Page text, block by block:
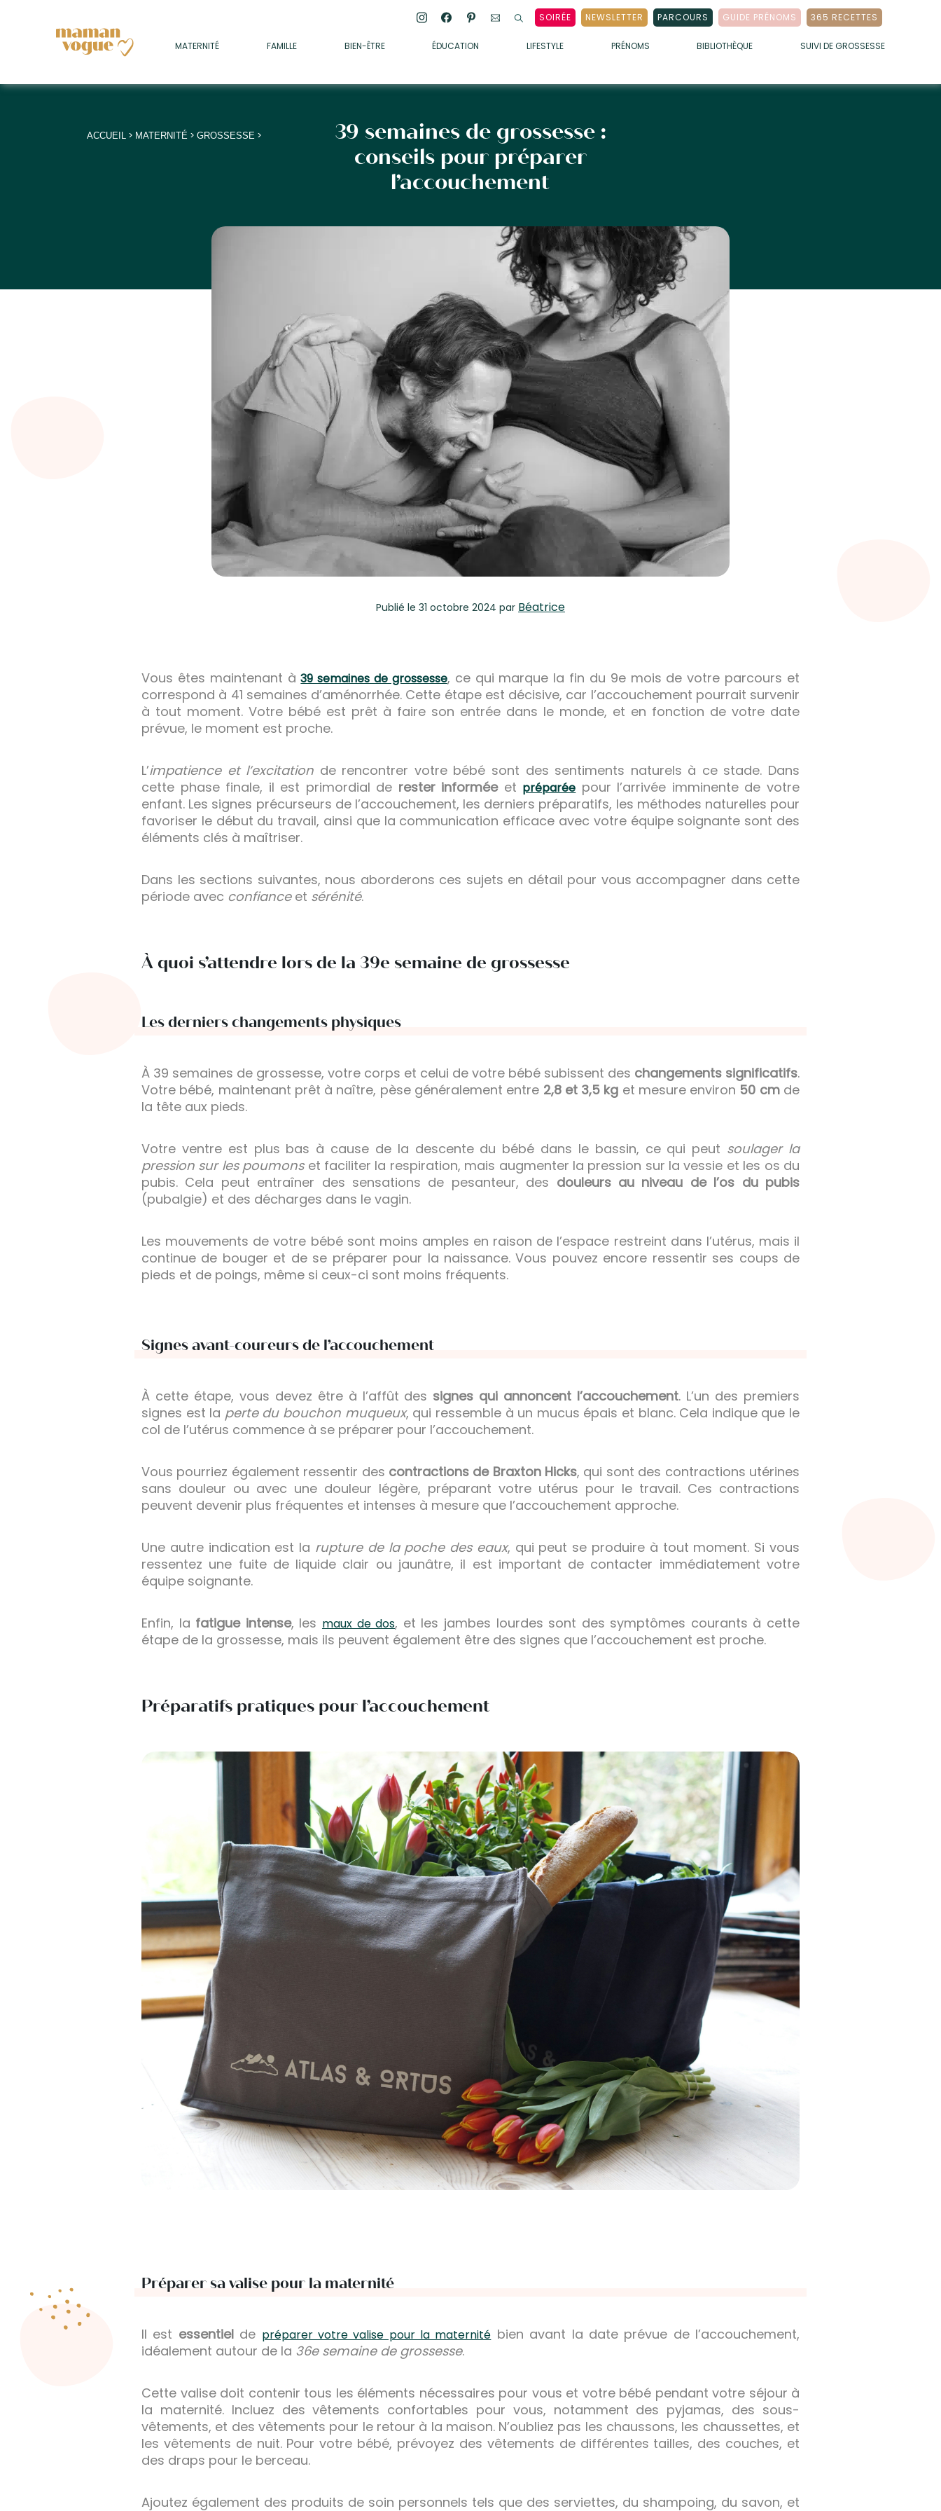
SOIRÉE NEWSLETTER PARCOURS GUIDE PRÉNOMS 365 RECETTES
MATERNITÉ FAMILLE BIEN-ÊTRE ÉDUCATION LIFESTYLE PRÉNOMS BIBLIOTHÈQUE SUIVI DE GROSSESSE
• SOMMEIL
• MÉDECINE DOUCE
• PSYCHOLOGIE
+
+
ACCUEIL > MATERNITÉ >GROSSESSE >
39 semaines de grossesse :
conseils pour préparer
l’accouchement
Publié le 31 octobre 2024 par Béatrice
Vous êtes maintenant à39 semaines de grossesse, ce qui marque la fin du 9e mois de votre parcours et
correspond à 41 semaines d’aménorrhée. Cette étape est décisive, car l’accouchement pourrait survenir
à tout moment. Votre bébé est prêt à faire son entrée dans le monde, et en fonction de votre date
prévue, le moment est proche.
L’impatience et l’excitation de rencontrer votre bébé sont des sentiments naturels à ce stade. Dans
cette phase finale, il est primordial de rester informéeet préparée pour l’arrivée imminente de votre
enfant. Les signes précurseurs de l’accouchement, les derniers préparatifs, les méthodes naturelles pour
favoriser le début du travail, ainsi que la communication efficace avec votre équipe soignante sont des
éléments clés à maîtriser.
Dans les sections suivantes, nous aborderons ces sujets en détail pour vous accompagner dans cette
période avec confianceet sérénité.
À quoi s’attendre lors de la 39e semaine de grossesse
Les derniers changements physiques
À 39 semaines de grossesse, votre corps et celui de votre bébé subissent des changements significatifs.
Votre bébé, maintenant prêt à naître, pèse généralement entre 2,8 et 3,5 kg et mesure environ 50 cmde
la tête aux pieds.
Votre ventre est plus bas à cause de la descente du bébé dans le bassin, ce qui peut soulager la
pression sur les poumonset faciliter la respiration, mais augmenter la pression sur la vessie et les os du
pubis. Cela peut entraîner des sensations de pesanteur, des douleurs au niveau de l’os du pubis
(pubalgie) et des décharges dans le vagin.
Les mouvements de votre bébé sont moins amples en raison de l’espace restreint dans l’utérus, mais il
continue de bouger et de se préparer pour la naissance. Vous pouvez encore ressentir ses coups de
pieds et de poings, même si ceux-ci sont moins fréquents.
Signes avant-coureurs de l’accouchement
À cette étape, vous devez être à l’affût des signes qui annoncent l’accouchement. L’un des premiers
signes est la perte du bouchon muqueux, qui ressemble à un mucus épais et blanc. Cela indique que le
col de l’utérus commence à se préparer pour l’accouchement.
Vous pourriez également ressentir des contractions de Braxton Hicks, qui sont des contractions utérines
sans douleur ou avec une douleur légère, préparant votre utérus pour le travail. Ces contractions
peuvent devenir plus fréquentes et intenses à mesure que l’accouchement approche.
Une autre indication est la rupture de la poche des eaux, qui peut se produire à tout moment. Si vous
ressentez une fuite de liquide clair ou jaunâtre, il est important de contacter immédiatement votre
équipe soignante.
Enfin, la fatigue intense, les maux de dos, et les jambes lourdes sont des symptômes courants à cette
étape de la grossesse, mais ils peuvent également être des signes que l’accouchement est proche.
Préparatifs pratiques pour l’accouchement
Préparer sa valise pour la maternité
Il est essentielde préparer votre valise pour la maternité bien avant la date prévue de l’accouchement,
idéalement autour de la 36e semaine de grossesse.
Cette valise doit contenir tous les éléments nécessaires pour vous et votre bébé pendant votre séjour à
la maternité. Incluez des vêtements confortables pour vous, notamment des pyjamas, des sous-
vêtements, et des vêtements pour le retour à la maison. N’oubliez pas les chaussons, les chaussettes, et
les vêtements de nuit. Pour votre bébé, prévoyez des vêtements de différentes tailles, des couches, et
des draps pour le berceau.
Ajoutez également des produits de soin personnels tels que des serviettes, du shampoing, du savon, et